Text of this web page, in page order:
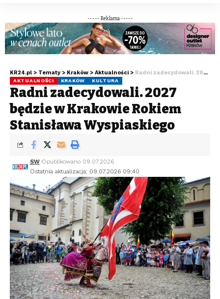
----- Reklama -----
KR24.pl > Tematy > Kraków > Aktualności > Radni zadecydowali. 2027 będzie w Krakowie Rokiem Stanisława Wyspiańskiego
AKTUALNOŚCI KRAKÓW KULTURA
Radni zadecydowali. 2027
będzie w Krakowie Rokiem
Stanisława Wyspiańskiego
Ostatnia aktualizacja: 09.07.2026 09:40
SW Opublikowano 09.07.2026